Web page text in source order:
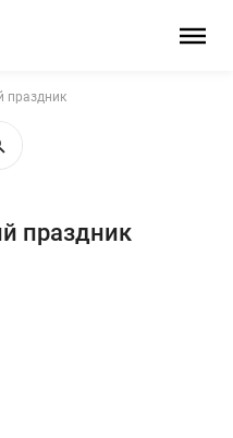
праздник
праздник